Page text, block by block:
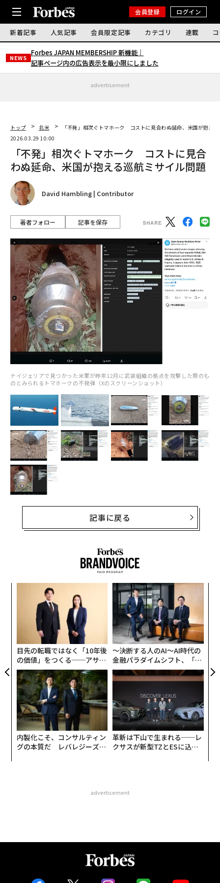
会員登録 ログイン
新着記事 人気記事 会員限定記事 カテゴリ 連載
NEWS
Forbes JAPAN MEMBERSHIP 新機能｜
記事ページ内の広告表示を最小限にしました
advertisement
トップ 北米
「不発」相次ぐトマホーク コストに見合わぬ延命、米国が抱え
2026.03.29 10:00
「不発」相次ぐトマホーク コストに見合
わぬ延命、米国が抱える巡航ミサイル問題
David Hambling | Contributor
著者フォロー 記事を保存
ナイジェリアで見つかった米軍が昨年12月に武装組織の拠点を攻撃した際のも
のとみられるトマホークの不発弾（Xのスクリーンショット）
記事に戻る
目先の転職ではなく「10年後
の価値」をつくる──アサイ
ンの長期伴走型支援とは
〜決断する人のAI〜AI時代の
金融パラダイムシフト、「超
個別化」の核心 【MUFG×ウ
ェルスナビ×PwC】
内製化こそ、コンサルティン
グの本質だ レバレジーズが
革新は下山で生まれる──レ
クサスが新型TZとESに込め
advertisement